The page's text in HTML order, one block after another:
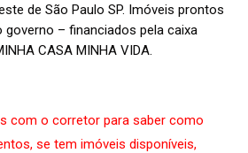
de São Paulo SP. Imóveis prontos
– financiados pela caixa
CASA MINHA VIDA.
com o corretor para saber como
se tem imóveis disponíveis,